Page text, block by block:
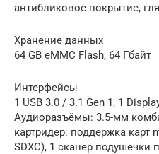
антибликовое покрытие,
Хранение данных
64 GB eMMC Flash, 64 Гбайт
Интерфейсы
1 USB 3.0 / 3.1 Gen 1, 1
Аудиоразъёмы: 3.5-мм
картридер: поддержка карт
SDXC), 1 сканер подушечки